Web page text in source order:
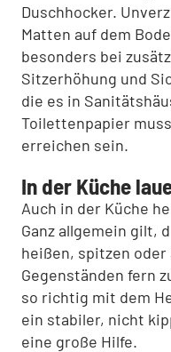
Duschhocker.
Matten auf dem
besonders bei
Sitzerhöhung und
die es in
Toilettenpapier
erreichen sein.
In der Küche
Auch in der Küche
Ganz allgemein gilt,
heißen, spitzen
Gegenständen fern
so richtig mit dem
ein stabiler, nicht
eine große Hilfe.